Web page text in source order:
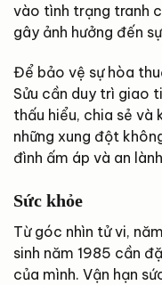
vào tình trạng tranh
gây ảnh hưởng đến
Để bảo vệ sự hòa
Sửu cần duy trì giao
thấu hiểu, chia sẻ và
những xung đột
đình ấm áp và an
Sức khỏe
Từ góc nhìn tử vi,
sinh năm 1985 cần
của mình. Vận hạn